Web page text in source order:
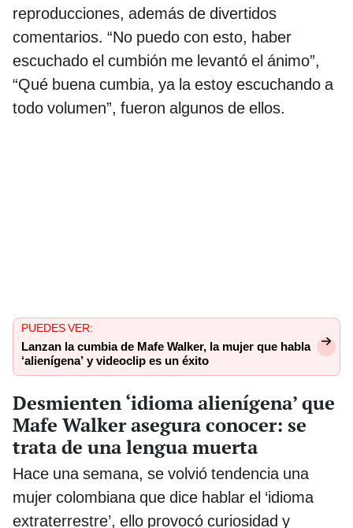
reproducciones, además de divertidos
comentarios. “No puedo con esto, haber
escuchado el cumbión me levantó el ánimo”,
“Qué buena cumbia, ya la estoy escuchando a
todo volumen”, fueron algunos de ellos.
PUEDES VER:
Lanzan la cumbia de Mafe Walker, la mujer que habla
‘alienígena’ y videoclip es un éxito
Desmienten ‘idioma alienígena’ que
Mafe Walker asegura conocer: se
trata de una lengua muerta
Hace una semana, se volvió tendencia una
mujer colombiana que dice hablar el ‘idioma
extraterrestre’, ello provocó curiosidad y